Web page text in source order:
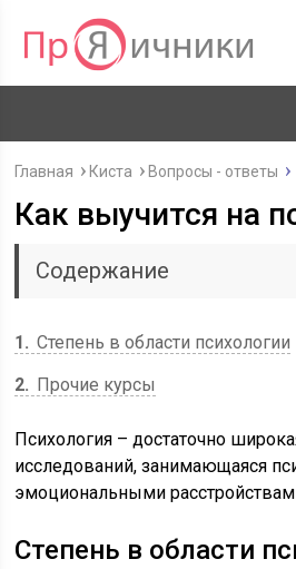
Главная Киста Вопросы - ответы
Как выучится на
Содержание
1
Степень в области психологии
2
Прочие курсы
Психология – достаточно
исследований, занимающаяся
эмоциональными
Степень в области